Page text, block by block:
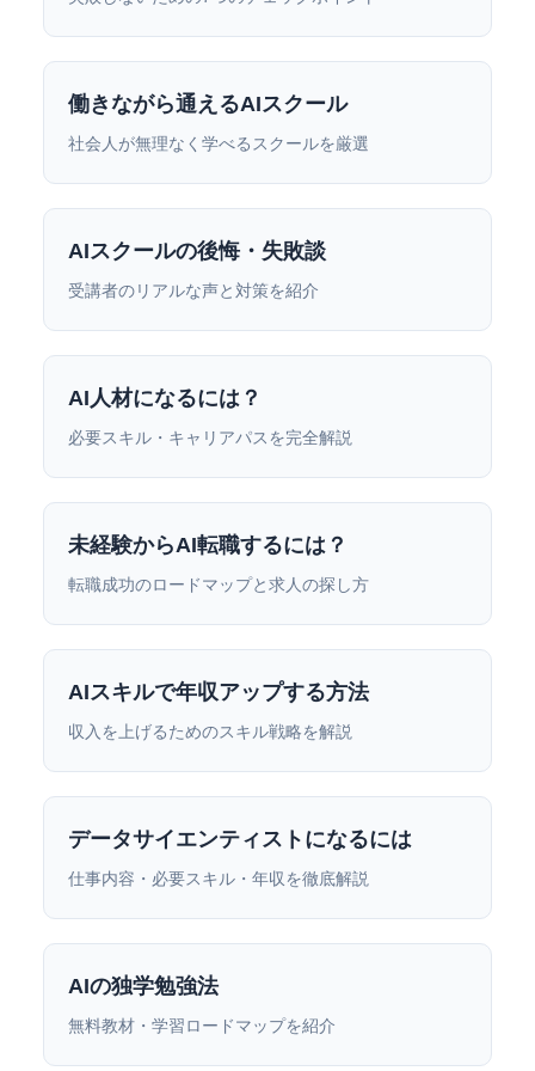
働きながら通えるAIスクール
社会人が無理なく学べるスクールを厳選
AIスクールの後悔・失敗談
受講者のリアルな声と対策を紹介
AI人材になるには？
必要スキル・キャリアパスを完全解説
未経験からAI転職するには？
転職成功のロードマップと求人の探し方
AIスキルで年収アップする方法
収入を上げるためのスキル戦略を解説
データサイエンティストになるには
仕事内容・必要スキル・年収を徹底解説
AIの独学勉強法
無料教材・学習ロードマップを紹介